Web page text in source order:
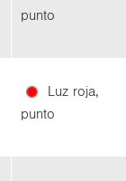
punto
Luz roja,
punto